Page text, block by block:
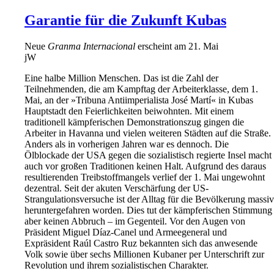
Garantie für die Zukunft Kubas
Neue Granma Internacional erscheint am 21. Mai
jW
Eine halbe Million Menschen. Das ist die Zahl der
Teilnehmenden, die am Kampftag der Arbeiterklasse, dem 1.
Mai, an der »Tribuna Antiimperialista José Martí« in Kubas
Hauptstadt den Feierlichkeiten beiwohnten. Mit einem
traditionell kämpferischen Demonstrationszug gingen die
Arbeiter in Havanna und vielen weiteren Städten auf die Straße.
Anders als in vorherigen Jahren war es dennoch. Die
Ölblockade der USA gegen die sozialistisch regierte Insel macht
auch vor großen Traditionen keinen Halt. Aufgrund des daraus
resultierenden Treibstoffmangels verlief der 1. Mai ungewohnt
dezentral. Seit der akuten Verschärfung der US-
Strangulationsversuche ist der Alltag für die Bevölkerung massiv
heruntergefahren worden. Dies tut der kämpferischen Stimmung
aber keinen Abbruch – im Gegenteil. Vor den Augen von
Präsident Miguel Díaz-Canel und Armeegeneral und
Expräsident Raúl Castro Ruz bekannten sich das anwesende
Volk sowie über sechs Millionen Kubaner per Unterschrift zur
Revolution und ihrem sozialistischen Charakter.